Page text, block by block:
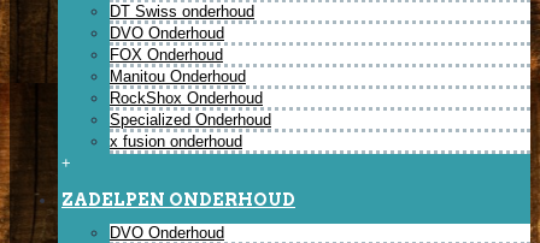
DT Swiss onderhoud
DVO Onderhoud
FOX Onderhoud
Manitou Onderhoud
RockShox Onderhoud
Specialized Onderhoud
x fusion onderhoud
+
ZADELPEN ONDERHOUD
DVO Onderhoud